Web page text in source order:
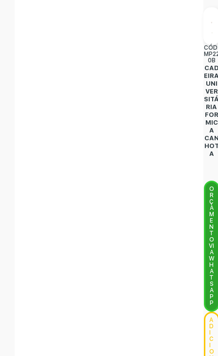
0B
UNI
VER
RIA
FOR
MIC
A
A
O
R
Ç
A
M
E
N
T
O
VI
A
W
H
A
T
S
A
P
P
A
D
C
O